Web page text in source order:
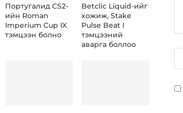
Португалид CS2-
ийн Roman
Imperium Cup IX
тэмцээн болно
Betclic Liquid-ийг
хожиж, Stake
Pulse Beat I
тэмцээний
аварга боллоо